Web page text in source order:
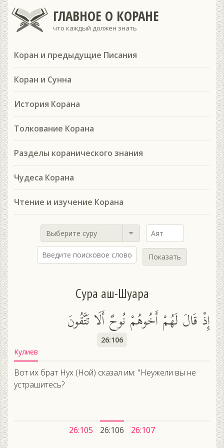
ГЛАВНОЕ О КОРАНЕ
что каждый должен знать
Коран и предыдущие Писания
Коран и Сунна
История Корана
Толкование Корана
Разделы коранического знания
Чудеса Корана
Чтение и изучение Корана
Выберите суру
Показать
Сура аш-Шуара
إِذْ قَالَ لَهُمْ أَخُوهُمْ نُوحٌ أَلَا تَتَّقُونَ
26:106
Кулиев
Вот их брат Нух (Ной) сказал им: "Неужели вы не
устрашитесь?
26:105 26:106 26:107